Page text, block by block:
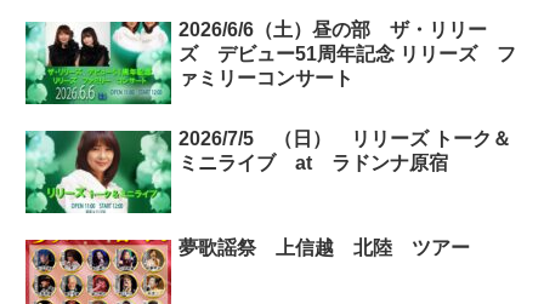
2026/6/6（土）昼の部 ザ・リリー
ズ デビュー51周年記念 リリーズ フ
ァミリーコンサート
2026/7/5 （日） リリーズ トーク＆
ミニライブ at ラドンナ原宿
夢歌謡祭 上信越 北陸 ツアー